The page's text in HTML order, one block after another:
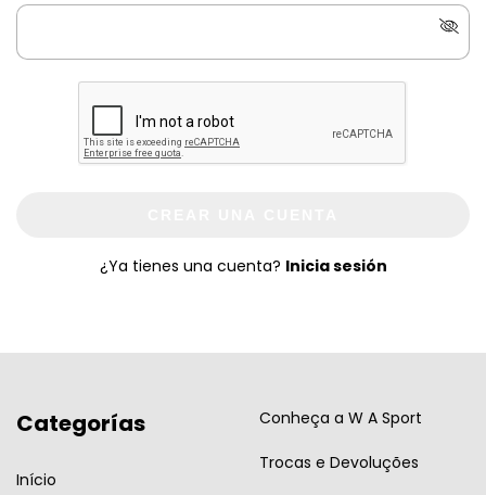
¿Ya tienes una cuenta? Inicia sesión
Categorías
Início
Conheça a W A Sport
Trocas e Devoluções